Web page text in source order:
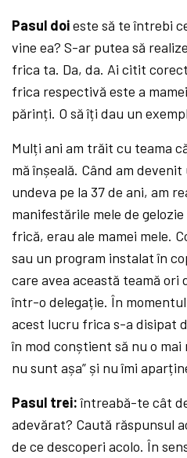
Pasul doieste să te întrebi
vine ea? S-ar putea să
frica ta. Da, da. Ai citit
frica respectivă este a
părinți. O să îți dau un
Mulți ani am trăit cu teama
mă înșeală. Când am
undeva pe la 37 de ani, am
manifestările mele de
frică, erau ale mamei mele.
sau un program instalat în
care avea această teamă
într-o delegație. În
acest lucru frica s-a disipat
în mod conștient să nu o
nu sunt așa” și nu îmi
Pasul trei:întreabă-te cât
adevărat? Caută răspunsul
de ce descoperi acolo. În